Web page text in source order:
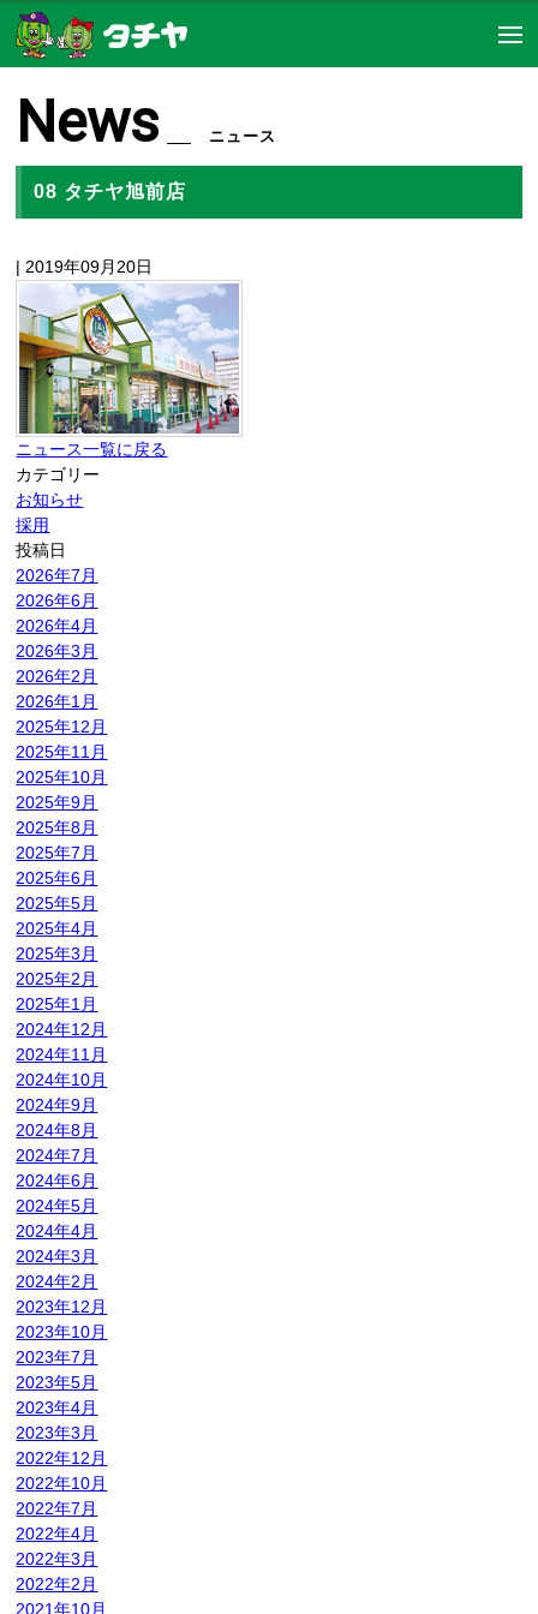
News ニュース
08 タチヤ旭前店
| 2019年09月20日
ニュース一覧に戻る
カテゴリー
お知らせ
採用
投稿日
2026年7月
2026年6月
2026年4月
2026年3月
2026年2月
2026年1月
2025年12月
2025年11月
2025年10月
2025年9月
2025年8月
2025年7月
2025年6月
2025年5月
2025年4月
2025年3月
2025年2月
2025年1月
2024年12月
2024年11月
2024年10月
2024年9月
2024年8月
2024年7月
2024年6月
2024年5月
2024年4月
2024年3月
2024年2月
2023年12月
2023年10月
2023年7月
2023年5月
2023年4月
2023年3月
2022年12月
2022年10月
2022年7月
2022年4月
2022年3月
2022年2月
2021年10月